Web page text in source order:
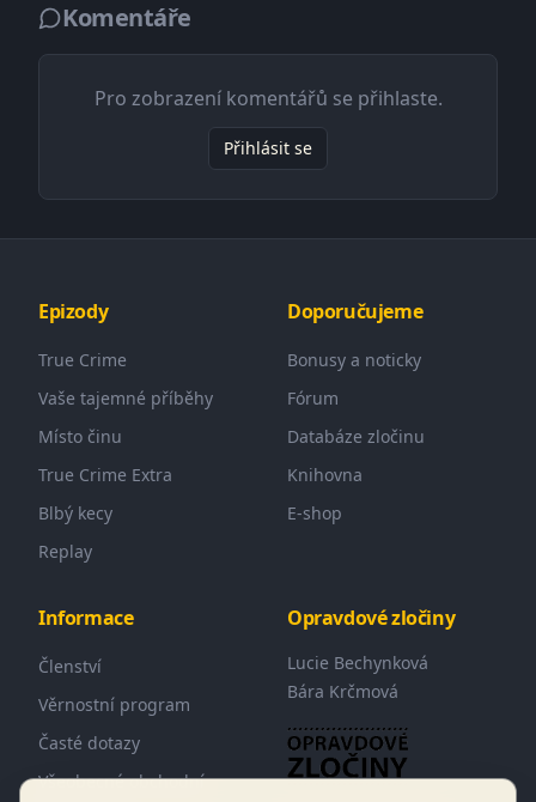
Komentáře
Pro zobrazení komentářů se přihlaste.
Přihlásit se
Epizody
True Crime
Vaše tajemné příběhy
Místo činu
True Crime Extra
Blbý kecy
Replay
Doporučujeme
Bonusy a noticky
Fórum
Databáze zločinu
Knihovna
E-shop
Informace
Členství
Věrnostní program
Časté dotazy
Všeobecné obchodní
Opravdové zločiny
Lucie Bechynková
Bára Krčmová